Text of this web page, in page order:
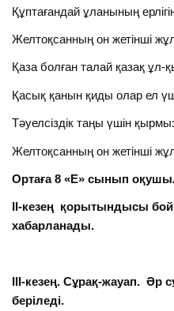
Құптағандай ұланының
Желтоқсанның он жетінші
Қаза болған талай қазақ ұл-
Қасық қанын қиды олар ел
Тәуелсіздік таңы үшін
Желтоқсанның он жетінші
Ортаға 8 «Е» сынып
ІІ-кезең қорытындысы
хабарланады.
ІІІ-кезең. Сұрақ-жауап. Әр
беріледі.